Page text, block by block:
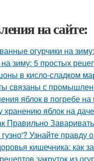
на сайте:
огурчики на
зиму: 5 простых
в кисло-сладком
связаны с
яблок в погребе на
хранению яблок на
Правильно
Узнайте правду
кишечника: как